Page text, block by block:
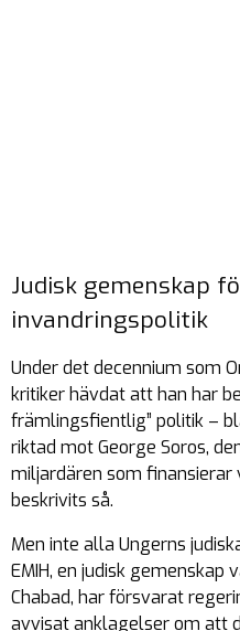
Judisk gemenskap
invandringspolitik
Under det decennium som
kritiker hävdat att han har
främlingsfientlig” politik –
riktad mot George Soros,
miljardären som finansierar
beskrivits så.
Men inte alla Ungerns
EMIH, en judisk
Chabad, har försvarat
avvisat anklagelser om att